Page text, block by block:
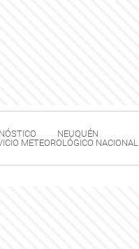
NEUQUÉN
METEOROLÓGICO NACIONAL